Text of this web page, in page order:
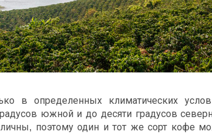
в определенных климатических
южной и до десяти градусов
поэтому один и тот же сорт кофе